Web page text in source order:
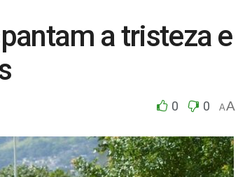
a tristeza e
0 0 AA